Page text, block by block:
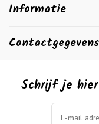
Informatie
Contactgegevens
Schrijf je